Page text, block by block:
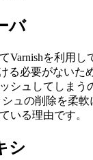
バ
Varnishを利用し
る必要がないた
シュしてしまう
ュの削除を柔
いる理由です。
シ